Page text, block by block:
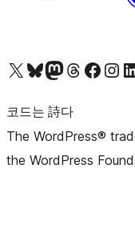
X(이전 트위터) 계정 방문하기블루스카이 계정 방문하기마스토돈 계정 방문하기스레드 계정 방문하기 페이스북 페이지 방문하기인스타그램 계정 방문하기 LinkedIn 계
코드는 詩다
The WordPress®
the WordPress